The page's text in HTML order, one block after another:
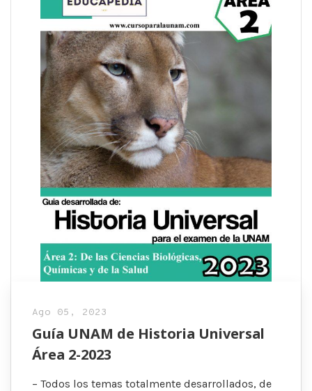
Ago 05, 2023
Guía UNAM de Historia Universal
Área 2-2023
– Todos los temas totalmente desarrollados, de